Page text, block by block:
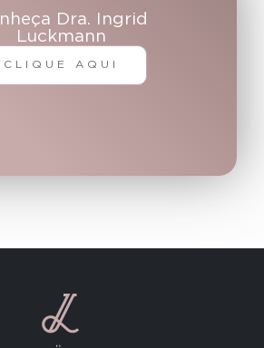
Dra. Ingrid
Luckmann
CLIQUE AQUI